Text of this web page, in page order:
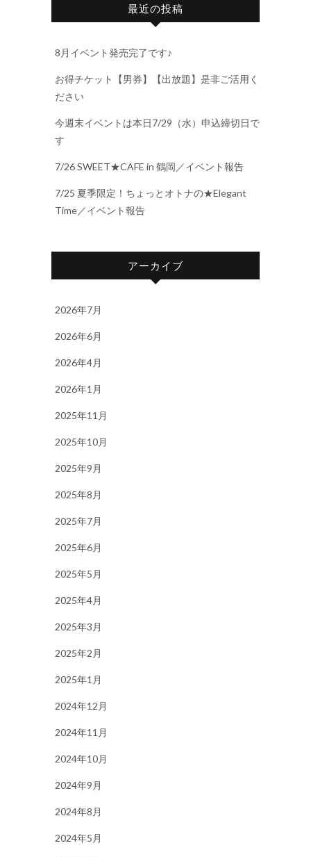
最近の投稿
8月イベント発売完了です♪
お得チケット【男券】【出放題】是非ご活用く
ださい
今週末イベントは本日7/29（水）申込締切日で
す
7/26 SWEET★CAFE in 鶴岡／イベント報告
7/25 夏季限定！ちょっとオトナの★Elegant
Time／イベント報告
アーカイブ
2026年7月
2026年6月
2026年4月
2026年1月
2025年11月
2025年10月
2025年9月
2025年8月
2025年7月
2025年6月
2025年5月
2025年4月
2025年3月
2025年2月
2025年1月
2024年12月
2024年11月
2024年10月
2024年9月
2024年8月
2024年5月